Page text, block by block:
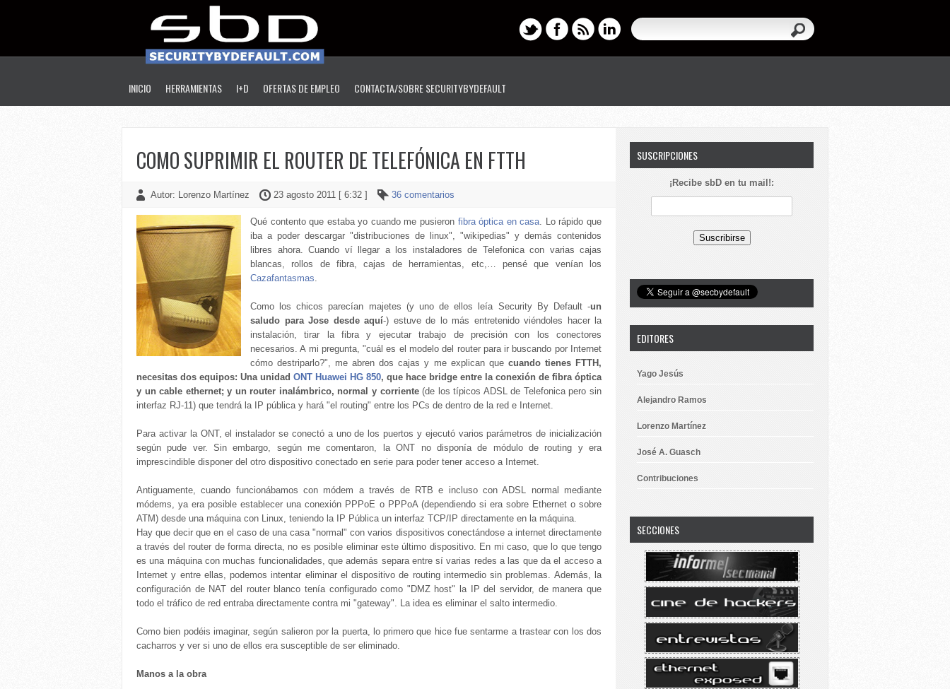
INICIO HERRAMIENTAS I+D OFERTAS DE EMPLEO CONTACTA/SOBRE SECURITYBYDEFAULT
COMO SUPRIMIR EL ROUTER DE TELEFÓNICA EN FTTH
Autor: Lorenzo Martínez 23 agosto 2011 [ 6:32 ] 36 comentarios
Qué contento que estaba yo cuando me pusieron fibra óptica en casa. Lo rápido que
iba a poder descargar "distribuciones de linux", "wikipedias" y demás contenidos
libres ahora. Cuando ví llegar a los instaladores de Telefonica con varias cajas
blancas, rollos de fibra, cajas de herramientas, etc,… pensé que venían los
Cazafantasmas.
Como los chicos parecían majetes (y uno de ellos leía Security By Default -un
saludo para Jose desde aquí-) estuve de lo más entretenido viéndoles hacer la
instalación, tirar la fibra y ejecutar trabajo de precisión con los conectores
necesarios. A mi pregunta, "cuál es el modelo del router para ir buscando por Internet
cómo destriparlo?", me abren dos cajas y me explican que cuando tienes FTTH,
necesitas dos equipos: Una unidad ONT Huawei HG 850, que hace bridge entre la conexión de fibra óptica
y un cable ethernet; y un router inalámbrico, normal y corriente(de los típicos ADSL de Telefonica pero sin
interfaz RJ-11) que tendrá la IP pública y hará "el routing" entre los PCs de dentro de la red e Internet.
Para activar la ONT, el instalador se conectó a uno de los puertos y ejecutó varios parámetros de inicialización
según pude ver. Sin embargo, según me comentaron, la ONT no disponía de módulo de routing y era
imprescindible disponer del otro dispositivo conectado en serie para poder tener acceso a Internet.
Antiguamente, cuando funcionábamos con módem a través de RTB e incluso con ADSL normal mediante
módems, ya era posible establecer una conexión PPPoE o PPPoA (dependiendo si era sobre Ethernet o sobre
ATM) desde una máquina con Linux, teniendo la IP Pública un interfaz TCP/IP directamente en la máquina.
Hay que decir que en el caso de una casa "normal" con varios dispositivos conectándose a internet directamente
a través del router de forma directa, no es posible eliminar este último dispositivo. En mi caso, que lo que tengo
es una máquina con muchas funcionalidades, que además separa entre sí varias redes a las que da el acceso a
Internet y entre ellas, podemos intentar eliminar el dispositivo de routing intermedio sin problemas. Además, la
configuración de NAT del router blanco tenía configurado como "DMZ host" la IP del servidor, de manera que
todo el tráfico de red entraba directamente contra mi "gateway". La idea es eliminar el salto intermedio.
Como bien podéis imaginar, según salieron por la puerta, lo primero que hice fue sentarme a trastear con los dos
cacharros y ver si uno de ellos era susceptible de ser eliminado.
Manos a la obra
SUSCRIPCIONES
¡Recibe sbD en tu mail!:
EDITORES
Yago Jesús
Alejandro Ramos
Lorenzo Martínez
José A. Guasch
Contribuciones
SECCIONES